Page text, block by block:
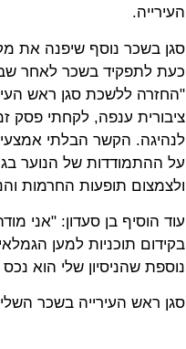
העירייה.
סגן בשכר נוסף שיפנה את
כעת לתפקיד בשכר לאחר
"החזרה ללשכת סגן ראש
ציבורית ענפה, לקחתי פסק
לנהיגה. הקשר הבלתי
על ההתמודדות של הנוער
ולצמצום תופעות החרמות
עוד הוסיף בן סעדון: "אני
בקידום תוכניות למען
נוספת שהניסיון שלי הוא
סגן ראש העירייה בשכר